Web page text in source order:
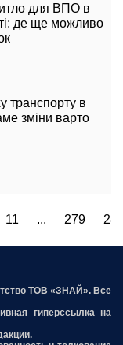
для ВПО в
де ще можливо
транспорту в
зміни варто
11 ... 279
ТОВ «ЗНАЙ». Все
гиперссылка на